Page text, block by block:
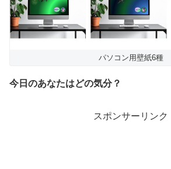
パソコン用壁紙6種
今日のあなたはどの気分？
スポンサーリンク